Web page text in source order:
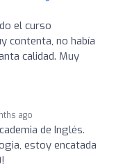
el curso
contenta, no había
calidad. Muy
ago
de Inglés.
estoy encatada